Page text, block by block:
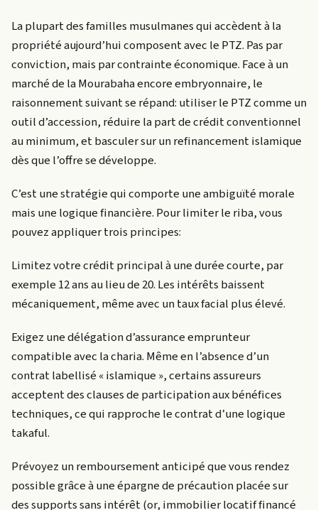
La plupart des familles musulmanes qui accèdent à la
propriété aujourd’hui composent avec le PTZ. Pas par
conviction, mais par contrainte économique. Face à un
marché de la Mourabaha encore embryonnaire, le
raisonnement suivant se répand: utiliser le PTZ comme un
outil d’accession, réduire la part de crédit conventionnel
au minimum, et basculer sur un refinancement islamique
dès que l’offre se développe.
C’est une stratégie qui comporte une ambiguïté morale
mais une logique financière. Pour limiter le riba, vous
pouvez appliquer trois principes:
Limitez votre crédit principal à une durée courte, par
exemple 12 ans au lieu de 20. Les intérêts baissent
mécaniquement, même avec un taux facial plus élevé.
Exigez une délégation d’assurance emprunteur
compatible avec la charia. Même en l’absence d’un
contrat labellisé « islamique », certains assureurs
acceptent des clauses de participation aux bénéfices
techniques, ce qui rapproche le contrat d’une logique
takaful.
Prévoyez un remboursement anticipé que vous rendez
possible grâce à une épargne de précaution placée sur
des supports sans intérêt (or, immobilier locatif financé